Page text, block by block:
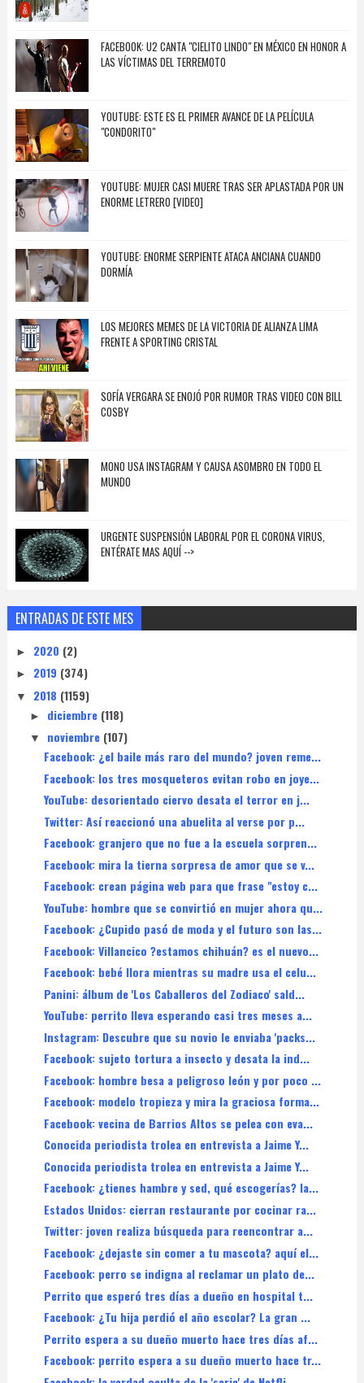
FACEBOOK: U2 CANTA "CIELITO LINDO" EN MÉXICO EN HONOR A
LAS VÍCTIMAS DEL TERREMOTO
YOUTUBE: ESTE ES EL PRIMER AVANCE DE LA PELÍCULA
"CONDORITO"
YOUTUBE: MUJER CASI MUERE TRAS SER APLASTADA POR UN
ENORME LETRERO [VIDEO]
YOUTUBE: ENORME SERPIENTE ATACA ANCIANA CUANDO
DORMÍA
LOS MEJORES MEMES DE LA VICTORIA DE ALIANZA LIMA
FRENTE A SPORTING CRISTAL
SOFÍA VERGARA SE ENOJÓ POR RUMOR TRAS VIDEO CON BILL
COSBY
MONO USA INSTAGRAM Y CAUSA ASOMBRO EN TODO EL
MUNDO
URGENTE SUSPENSIÓN LABORAL POR EL CORONA VIRUS,
ENTÉRATE MAS AQUÍ -->
ENTRADAS DE ESTE MES
► 2020 (2)
► 2019 (374)
▼ 2018 (1159)
► diciembre (118)
▼ noviembre (107)
Facebook: ¿el baile más raro del mundo? joven reme...
Facebook: los tres mosqueteros evitan robo en joye...
YouTube: desorientado ciervo desata el terror en j...
Twitter: Así reaccionó una abuelita al verse por p...
Facebook: granjero que no fue a la escuela sorpren...
Facebook: mira la tierna sorpresa de amor que se v...
Facebook: crean página web para que frase "estoy c...
YouTube: hombre que se convirtió en mujer ahora qu...
Facebook: ¿Cupido pasó de moda y el futuro son las...
Facebook: Villancico ?estamos chihuán? es el nuevo...
Facebook: bebé llora mientras su madre usa el celu...
Panini: álbum de 'Los Caballeros del Zodiaco' sald...
YouTube: perrito lleva esperando casi tres meses a...
Instagram: Descubre que su novio le enviaba 'packs...
Facebook: sujeto tortura a insecto y desata la ind...
Facebook: hombre besa a peligroso león y por poco ...
Facebook: modelo tropieza y mira la graciosa forma...
Facebook: vecina de Barrios Altos se pelea con eva...
Conocida periodista trolea en entrevista a Jaime Y...
Conocida periodista trolea en entrevista a Jaime Y...
Facebook: ¿tienes hambre y sed, qué escogerías? la...
Estados Unidos: cierran restaurante por cocinar ra...
Twitter: joven realiza búsqueda para reencontrar a...
Facebook: ¿dejaste sin comer a tu mascota? aquí el...
Facebook: perro se indigna al reclamar un plato de...
Perrito que esperó tres días a dueño en hospital t...
Facebook: ¿Tu hija perdió el año escolar? La gran ...
Perrito espera a su dueño muerto hace tres días af...
Facebook: perrito espera a su dueño muerto hace tr...